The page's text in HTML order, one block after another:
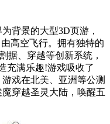
背景的大型3D页游，
高空飞行。拥有独特的
据、穿越等创新系统，
充满乐趣!游戏吸收了
戏在北美、亚洲等公测
穿越圣灵大陆，唤醒五